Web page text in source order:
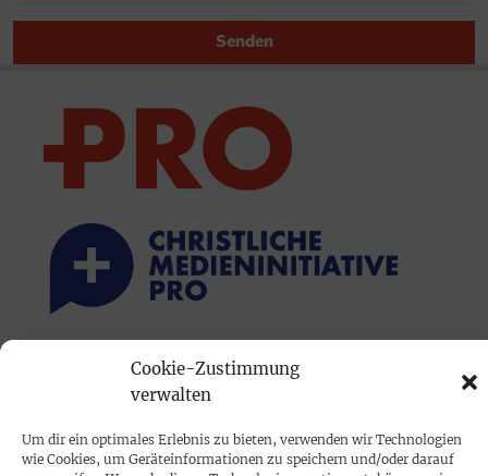
Cookie-Zustimmung
verwalten
Um dir ein optimales Erlebnis zu bieten, verwenden wir Technologien
wie Cookies, um Geräteinformationen zu speichern und/oder darauf
Senden
PRINTAUSGABE
Mediadaten
PROKOMPAKT